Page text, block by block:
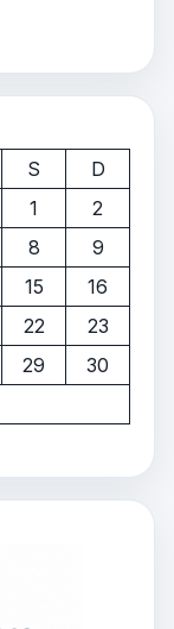
S
D
1
2
8
9
15
16
22
23
29
30